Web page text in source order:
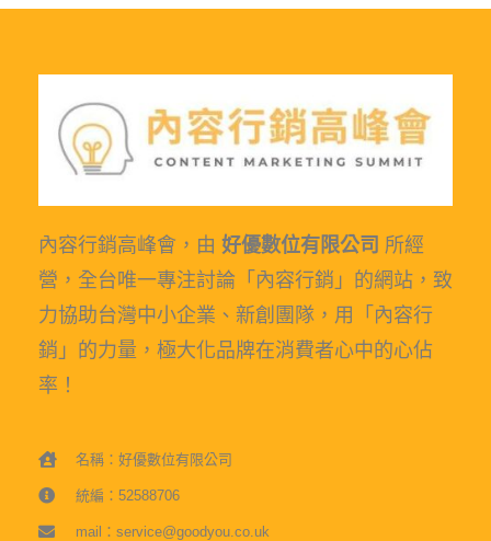
內容行銷高峰會，由 好優數位有限公司 所經
營，全台唯一專注討論「內容行銷」的網站，致
力協助台灣中小企業、新創團隊，用「內容行
銷」的力量，極大化品牌在消費者心中的心佔
率！
名稱：好優數位有限公司
統編：52588706
mail：service@goodyou.co.uk